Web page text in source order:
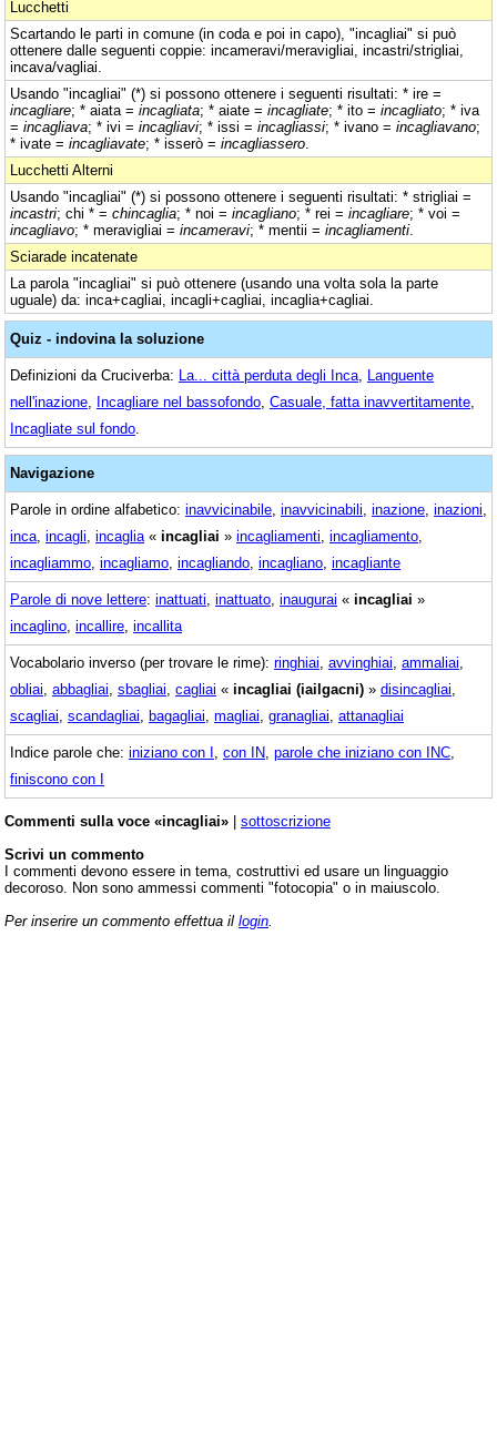
Lucchetti
Scartando le parti in comune (in coda e poi in capo), "incagliai" si può
ottenere dalle seguenti coppie: incameravi/meravigliai, incastri/strigliai,
incava/vagliai.
Usando "incagliai" (*) si possono ottenere i seguenti risultati: * ire =
incagliare; * aiata = incagliata; * aiate = incagliate; * ito = incagliato; * iva
= incagliava; * ivi = incagliavi; * issi = incagliassi; * ivano = incagliavano;
* ivate = incagliavate; * isserò = incagliassero
Lucchetti Alterni
Usando "incagliai" (*) si possono ottenere i seguenti risultati: * strigliai =
incastri; chi * = chincaglia; * noi = incagliano; * rei = incagliare; * voi =
incagliavo; * meravigliai = incameravi; * mentii = incagliamenti
Sciarade incatenate
La parola "incagliai" si può ottenere (usando una volta sola la parte
uguale) da: inca+cagliai, incagli+cagliai, incaglia+cagliai.
Quiz - indovina la soluzione
Definizioni da Cruciverba: La... città perduta degli Inca Languente
nell'inazione Incagliare nel bassofondo Casuale, fatta inavvertitamente
Incagliate sul fondo
Navigazione
Parole in ordine alfabetico: inavvicinabile inavvicinabili inazione inazioni
inca incagli incaglia « incagliai » incagliamenti incagliamento
incagliammo incagliamo incagliando incagliano incagliante
Parole di nove lettere: inattuati inattuato inaugurai « incagliai »
incaglino incallire incallita
Vocabolario inverso (per trovare le rime): ringhiai avvinghiai ammaliai
obliai abbagliai sbagliai cagliai « incagliai (iailgacni) » disincagliai
scagliai scandagliai bagagliai magliai granagliai attanagliai
Indice parole che: iniziano con I con IN parole che iniziano con INC
finiscono con I
Commenti sulla voce «incagliai» | sottoscrizione
Scrivi un commento
I commenti devono essere in tema, costruttivi ed usare un linguaggio
decoroso. Non sono ammessi commenti "fotocopia" o in maiuscolo.
Per inserire un commento effettua il login